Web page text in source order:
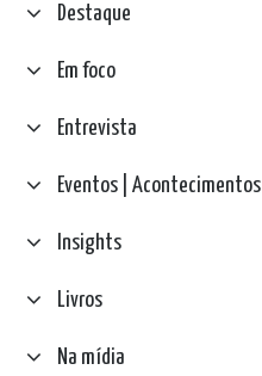
Destaque
Em foco
Entrevista
Eventos | Acontecimentos
Insights
Livros
Na mídia